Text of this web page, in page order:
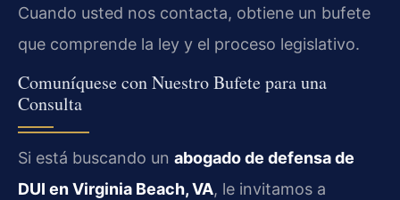
Cuando usted nos contacta, obtiene un bufete
que comprende la ley y el proceso legislativo.
Comuníquese con Nuestro Bufete para una
Consulta
Si está buscando un abogado de defensa de
DUI en Virginia Beach, VA, le invitamos a